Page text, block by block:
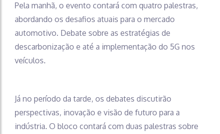
Pela manhã, o evento contará com quatro palestras,
abordando os desafios atuais para o mercado
automotivo. Debate sobre as estratégias de
descarbonização e até a implementação do 5G nos
veículos.
Já no período da tarde, os debates discutirão
perspectivas, inovação e visão de futuro para a
indústria. O bloco contará com duas palestras sobre